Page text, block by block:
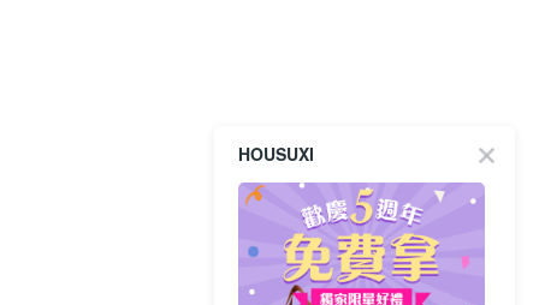
HOUSUXI